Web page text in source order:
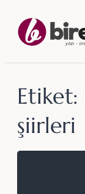
geç
Etiket:
şiirleri